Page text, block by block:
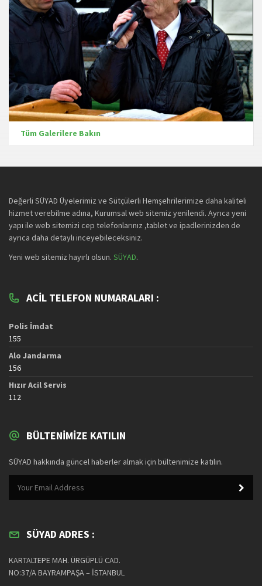
Tüm Galerilere Bakın
Değerli SÜYAD Üyelerimiz ve Sütçülerli Hemşehrilerimize daha kaliteli
hizmet verebilme adına, Kurumsal web sitemiz yenilendi. Ayrıca yeni
yapı ile web sitemizi cep telefonlarınız ,tablet ve ipadlerinizden de
ayrıca daha detaylı inceyebileceksiniz.
Yeni web sitemiz hayırlı olsun. SÜYAD.
ACIL TELEFON NUMARALARI :
Polis İmdat
155
Alo Jandarma
156
Hızır Acil Servis
112
BÜLTENIMIZE KATILIN
SÜYAD hakkında güncel haberler almak için bültenimize katılın.
SÜYAD ADRES :
KARTALTEPE MAH. ÜRGÜPLÜ CAD.
NO:37/A BAYRAMPAŞA – İSTANBUL